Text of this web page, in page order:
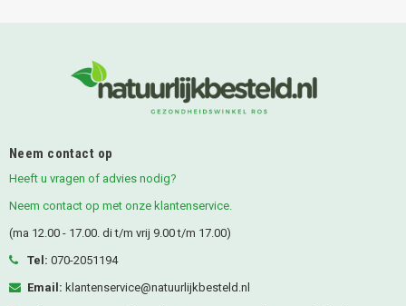
Neem contact op
Heeft u vragen of advies nodig?
Neem contact op met onze klantenservice.
(ma 12.00 - 17.00. di t/m vrij 9.00 t/m 17.00)
Tel: 070-2051194
Email: klantenservice@natuurlijkbesteld.nl